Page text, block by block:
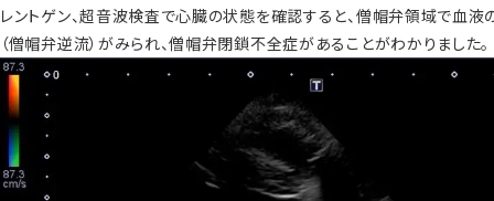
レントゲン、超音波検査で心臓の状態を確認すると、僧帽弁領域で血液
（僧帽弁逆流）がみられ、僧帽弁閉鎖不全症があることがわかりました。